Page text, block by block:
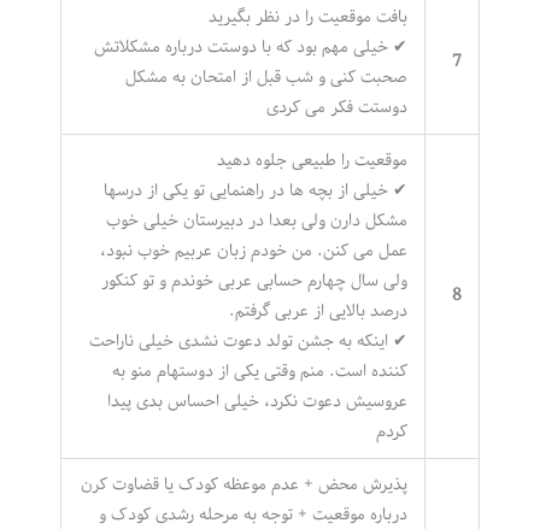
7
بافت موقعیت را در نظر بگیرید
✔ خیلی مهم بود که با دوستت درباره مشکلاتش
صحبت کنی و شب قبل از امتحان به مشکل
دوستت فکر می کردی
8
موقعیت را طبیعی جلوه دهید
✔ خیلی از بچه ها در راهنمایی تو یکی از درسها
مشکل دارن ولی بعدا در دبیرستان خیلی خوب
عمل می کنن. من خودم زبان عربیم خوب نبود،
ولی سال چهارم حسابی عربی خوندم و تو کنکور
درصد بالایی از عربی گرفتم.
✔ اینکه به جشن تولد دعوت نشدی خیلی ناراحت
کننده است. منم وقتی یکی از دوستهام منو به
عروسیش دعوت نکرد، خیلی احساس بدی پیدا
کردم
پذیرش محض + عدم موعظه کودک یا قضاوت کرن
درباره موقعیت + توجه به مرحله رشدی کودک و